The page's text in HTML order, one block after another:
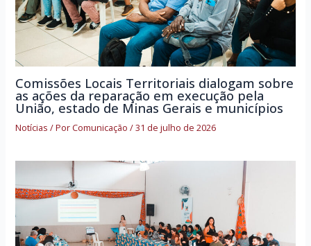
Comissões Locais Territoriais dialogam sobre
as ações da reparação em execução pela
União, estado de Minas Gerais e municípios
Notícias / PorComunicação/31 de julho de 2026